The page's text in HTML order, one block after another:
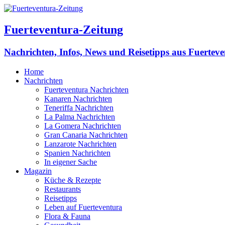
Fuerteventura-Zeitung
Nachrichten, Infos, News und Reisetipps aus
Home
Nachrichten
Fuerteventura Nachrichten
Kanaren Nachrichten
Teneriffa Nachrichten
La Palma Nachrichten
La Gomera Nachrichten
Gran Canaria Nachrichten
Lanzarote Nachrichten
Spanien Nachrichten
In eigener Sache
Magazin
Küche & Rezepte
Restaurants
Reisetipps
Leben auf Fuerteventura
Flora & Fauna